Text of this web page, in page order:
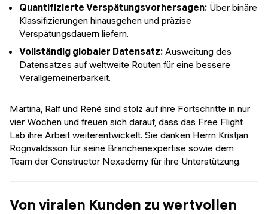
Quantifizierte Verspätungsvorhersagen: Über binäre
Klassifizierungen hinausgehen und präzise
Verspätungsdauern liefern.
Vollständig globaler Datensatz: Ausweitung des
Datensatzes auf weltweite Routen für eine bessere
Verallgemeinerbarkeit.
Martina, Ralf und René sind stolz auf ihre Fortschritte in nur
vier Wochen und freuen sich darauf, dass das Free Flight
Lab ihre Arbeit weiterentwickelt. Sie danken Herrn Kristjan
Rognvaldsson für seine Branchenexpertise sowie dem
Team der Constructor Nexademy für ihre Unterstützung.
Von viralen Kunden zu wertvollen